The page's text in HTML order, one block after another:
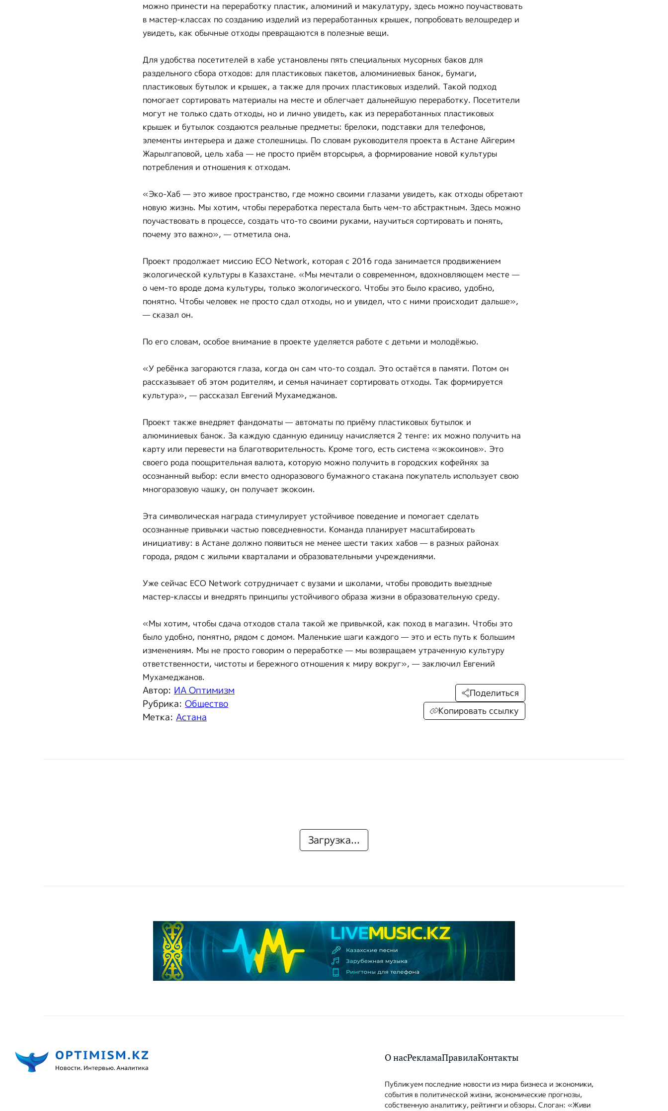
можно принести на переработку пластик, алюминий и макулатуру, здесь можно поучаствовать
в мастер-классах по созданию изделий из переработанных крышек, попробовать велошредер и
увидеть, как обычные отходы превращаются в полезные вещи.
Для удобства посетителей в хабе установлены пять специальных мусорных баков для
раздельного сбора отходов: для пластиковых пакетов, алюминиевых банок, бумаги,
пластиковых бутылок и крышек, а также для прочих пластиковых изделий. Такой подход
помогает сортировать материалы на месте и облегчает дальнейшую переработку. Посетители
могут не только сдать отходы, но и лично увидеть, как из переработанных пластиковых
крышек и бутылок создаются реальные предметы: брелоки, подставки для телефонов,
элементы интерьера и даже столешницы. По словам руководителя проекта в Астане Айгерим
Жарылгаповой, цель хаба — не просто приём вторсырья, а формирование новой культуры
потребления и отношения к отходам.
«Эко-Хаб — это живое пространство, где можно своими глазами увидеть, как отходы обретают
новую жизнь. Мы хотим, чтобы переработка перестала быть чем-то абстрактным. Здесь можно
поучаствовать в процессе, создать что-то своими руками, научиться сортировать и понять,
почему это важно», — отметила она.
Проект продолжает миссию ECO Network, которая с 2016 года занимается продвижением
экологической культуры в Казахстане. «Мы мечтали о современном, вдохновляющем месте —
о чем-то вроде дома культуры, только экологического. Чтобы это было красиво, удобно,
понятно. Чтобы человек не просто сдал отходы, но и увидел, что с ними происходит дальше»,
— сказал он.
По его словам, особое внимание в проекте уделяется работе с детьми и молодёжью.
«У ребёнка загораются глаза, когда он сам что-то создал. Это остаётся в памяти. Потом он
рассказывает об этом родителям, и семья начинает сортировать отходы. Так формируется
культура», — рассказал Евгений Мухамеджанов.
Проект также внедряет фандоматы — автоматы по приёму пластиковых бутылок и
алюминиевых банок. За каждую сданную единицу начисляется 2 тенге: их можно получить на
карту или перевести на благотворительность. Кроме того, есть система «экокоинов». Это
своего рода поощрительная валюта, которую можно получить в городских кофейнях за
осознанный выбор: если вместо одноразового бумажного стакана покупатель использует свою
многоразовую чашку, он получает экокоин.
Эта символическая награда стимулирует устойчивое поведение и помогает сделать
осознанные привычки частью повседневности. Команда планирует масштабировать
инициативу: в Астане должно появиться не менее шести таких хабов — в разных районах
города, рядом с жилыми кварталами и образовательными учреждениями.
Уже сейчас ECO Network сотрудничает с вузами и школами, чтобы проводить выездные
мастер-классы и внедрять принципы устойчивого образа жизни в образовательную среду.
«Мы хотим, чтобы сдача отходов стала такой же привычкой, как поход в магазин. Чтобы это
было удобно, понятно, рядом с домом. Маленькие шаги каждого — это и есть путь к большим
изменениям. Мы не просто говорим о переработке — мы возвращаем утраченную культуру
ответственности, чистоты и бережного отношения к миру вокруг», — заключил Евгений
Мухамеджанов.
Автор: ИА Оптимизм
Рубрика: Общество
Метка: Астана
Поделиться
Копировать ссылку
Загрузка...
О насРекламаПравилаКонтакты
Публикуем последние новости из мира бизнеса и экономики,
события в политической жизни, экономические прогнозы,
собственную аналитику, рейтинги и обзоры. Слоган: «Живи